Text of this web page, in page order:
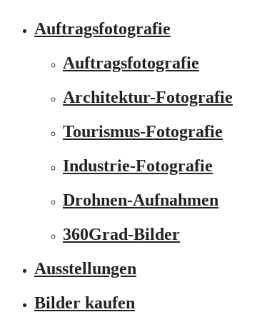
Auftragsfotografie
Auftragsfotografie
Architektur-Fotografie
Tourismus-Fotografie
Industrie-Fotografie
Drohnen-Aufnahmen
360Grad-Bilder
Ausstellungen
Bilder kaufen